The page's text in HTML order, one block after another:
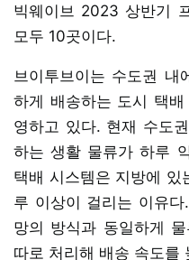
빅웨이브 2023 상반기
모두 10곳이다.
브이투브이는 수도권 내
하게 배송하는 도시 택배
영하고 있다. 현재 수도
하는 생활 물류가 하루
택배 시스템은 지방에
루 이상이 걸리는 이유
망의 방식과 동일하게
따로 처리해 배송 속도를